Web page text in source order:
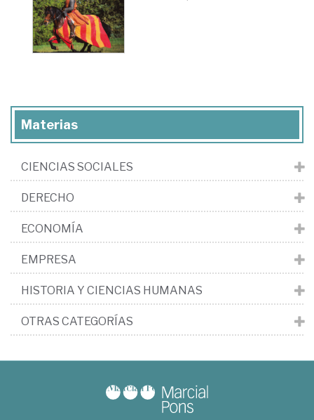
Materias
CIENCIAS SOCIALES
DERECHO
ECONOMÍA
EMPRESA
HISTORIA Y CIENCIAS HUMANAS
OTRAS CATEGORÍAS